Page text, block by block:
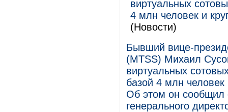
виртуальных
4 млн человек и
(Новости)
Бывший вице-
(MTSS) Михаил
виртуальных
базой 4 млн
Об этом он сообщил
генерального